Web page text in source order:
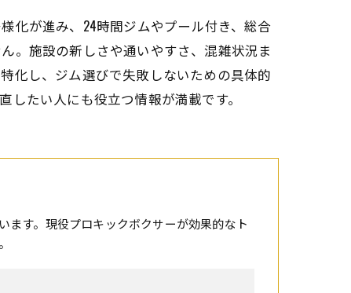
化が進み、24時間ジムやプール付き、総合
。施設の新しさや通いやすさ、混雑状況ま
化し、ジム選びで失敗しないための具体的
たい人にも役立つ情報が満載です。
ます。現役プロキックボクサーが効果的なト